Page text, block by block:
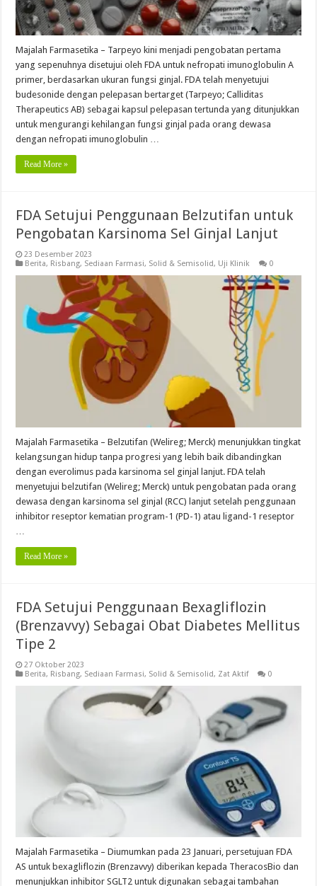
Majalah Farmasetika – Tarpeyo kini menjadi pengobatan pertama
yang sepenuhnya disetujui oleh FDA untuk nefropati imunoglobulin A
primer, berdasarkan ukuran fungsi ginjal. FDA telah menyetujui
budesonide dengan pelepasan bertarget (Tarpeyo; Calliditas
Therapeutics AB) sebagai kapsul pelepasan tertunda yang ditunjukkan
untuk mengurangi kehilangan fungsi ginjal pada orang dewasa
dengan nefropati imunoglobulin …
Read More »
FDA Setujui Penggunaan Belzutifan untuk
Pengobatan Karsinoma Sel Ginjal Lanjut
23 Desember 2023
Berita, Risbang, Sediaan Farmasi, Solid & Semisolid, Uji Klinik 0
Majalah Farmasetika – Belzutifan (Welireg; Merck) menunjukkan tingkat
kelangsungan hidup tanpa progresi yang lebih baik dibandingkan
dengan everolimus pada karsinoma sel ginjal lanjut. FDA telah
menyetujui belzutifan (Welireg; Merck) untuk pengobatan pada orang
dewasa dengan karsinoma sel ginjal (RCC) lanjut setelah penggunaan
inhibitor reseptor kematian program-1 (PD-1) atau ligand-1 reseptor
Read More »
FDA Setujui Penggunaan Bexagliflozin
(Brenzavvy) Sebagai Obat Diabetes Mellitus
Tipe 2
27 Oktober 2023
Berita, Risbang, Sediaan Farmasi, Solid & Semisolid, Zat Aktif 0
Majalah Farmasetika – Diumumkan pada 23 Januari, persetujuan FDA
AS untuk bexagliflozin (Brenzavvy) diberikan kepada TheracosBio dan
menunjukkan inhibitor SGLT2 untuk digunakan sebagai tambahan